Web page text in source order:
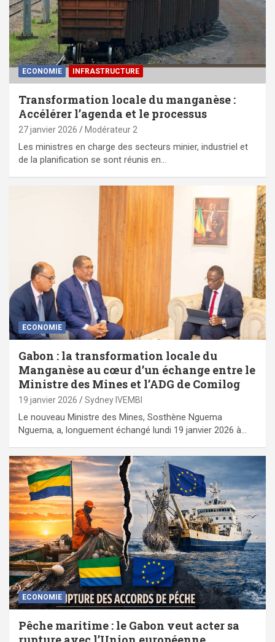
ECONOMIE ⁠INFRASTRUCTURE
Transformation locale du manganèse :
Accélérer l’agenda et le processus
27 janvier 2026 Modérateur 2
Les ministres en charge des secteurs minier, industriel et
de la planification se sont réunis en…
ECONOMIE
Gabon : la transformation locale du
Manganèse au cœur d’un échange entre le
Ministre des Mines et l’ADG de Comilog
19 janvier 2026 Sydney IVEMBI
Le nouveau Ministre des Mines, Sosthène Nguema
Nguema, a, longuement échangé lundi 19 janvier 2026 à…
ECONOMIE
Pêche maritime : le Gabon veut acter sa